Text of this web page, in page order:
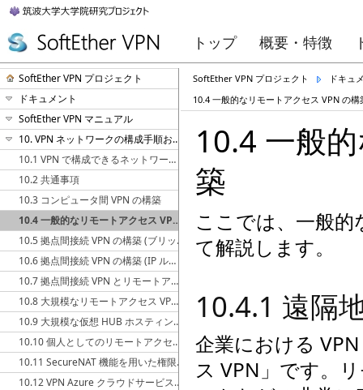
トップ 概要・特徴
SoftEther VPN プロジェクト
ドキュメント
SoftEther VPN マニュアル
10. VPN ネットワークの構成手順および構成例
10.1 VPN で構成できるネットワークの種類
10.2 共通事項
10.3 コンピュータ間 VPN の構築
10.4 一般的なリモートアクセス VPN の構築
10.5 拠点間接続 VPN の構築 (ブリッジ接続を使用)
10.6 拠点間接続 VPN の構築 (IP ルーティングを使用)
10.7 拠点間接続 VPN とリモートアクセス VPN の組み合わせ
10.8 大規模なリモートアクセス VPN サービスの構築
10.9 大規模な仮想 HUB ホスティングサービスの構築
10.10 個人としてのリモートアクセス用途の使用
10.11 SecureNAT 機能を用いた権限不要のリモートアクセス
10.12 VPN Azure クラウドサービスを用いたリモートアクセス
SoftEther VPN プロジェクト
ドキュ
10.4 一般的なリモートアクセス VPN の構
10.4 一般
築
ここでは、一般
て解説します。
10.4.1 遠隔
企業における
ス VPN」です。